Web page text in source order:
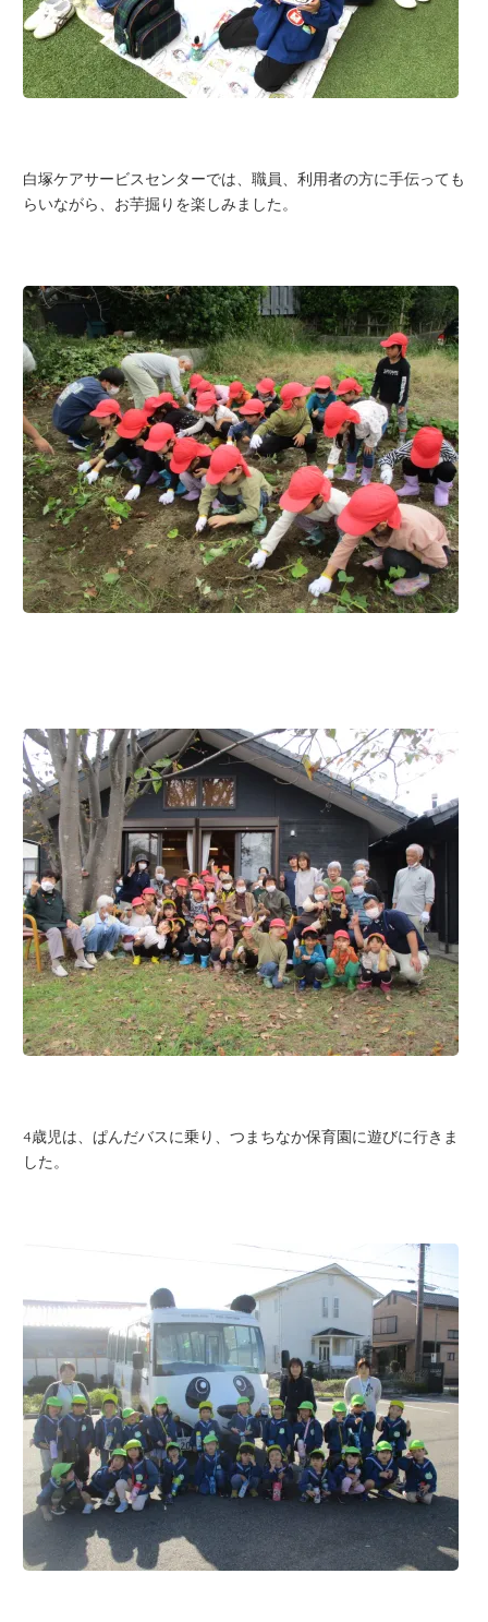
白塚ケアサービスセンターでは、職員、利用者の方に手伝っても
らいながら、お芋掘りを楽しみました。
4歳児は、ぱんだバスに乗り、つまちなか保育園に遊びに行きま
した。